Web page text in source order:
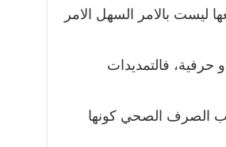
ليست بالامر السهل الامر
حرفية، فالتمديدات
الصرف الصحي كونها